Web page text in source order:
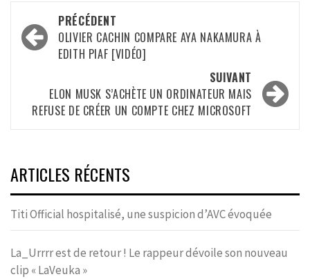
Navigation
d’article
PRÉCÉDENT
OLIVIER CACHIN COMPARE AYA NAKAMURA À
EDITH PIAF [VIDÉO]
SUIVANT
ELON MUSK S’ACHÈTE UN ORDINATEUR MAIS
REFUSE DE CRÉER UN COMPTE CHEZ MICROSOFT
ARTICLES RÉCENTS
Titi Official hospitalisé, une suspicion d’AVC évoquée
La_Urrrr est de retour ! Le rappeur dévoile son nouveau
clip « LaVeuka »